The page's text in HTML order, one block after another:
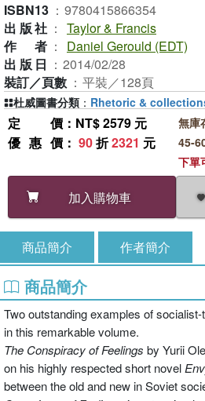
ISBN13 ： 9780415866354
出版社 ： Taylor & Francis
作者 ：
Daniel Gerould (EDT)
出版日 ： 2014/02/28
裝訂／頁數 ： 平裝／128頁
定價 ：NT$ 2579 元
優惠價 ： 90折2321 元
加入購物車
無庫
45-
下單
杜威圖書分類 ： Rhetoric &
商品簡介 作者簡介
商品簡介
Two outstanding examples of
in this remarkable volume.
The Conspiracy of Feelings by Yurii
on his highly respected short novel
between the old and new in Soviet